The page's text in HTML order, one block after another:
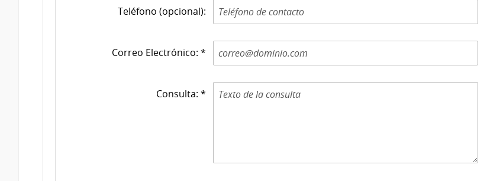
Teléfono (opcional):
Correo Electrónico: *
Consulta: *